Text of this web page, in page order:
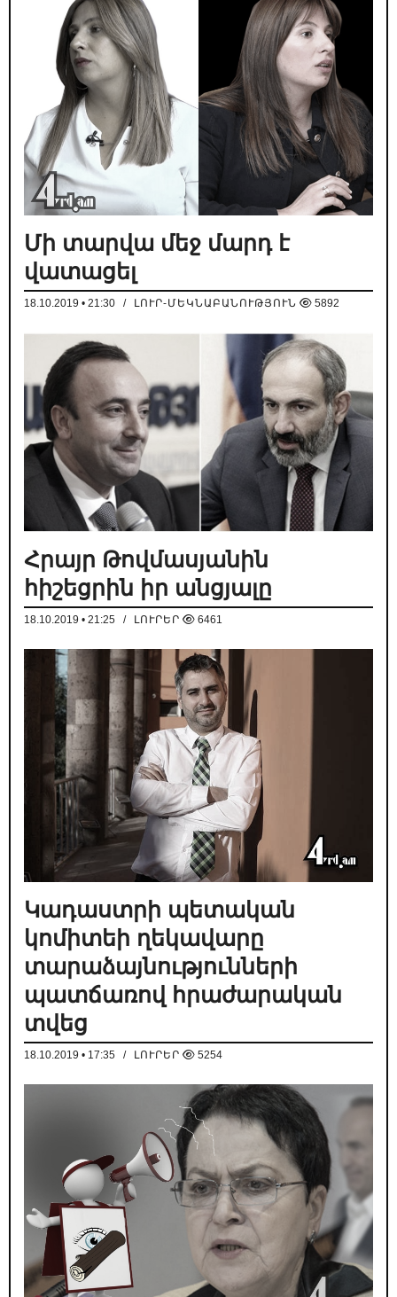
Մի տարվա մեջ մարդ է
վատացել
18.10.2019 • 21:30 / ԼՈՒՐ-ՄԵԿՆԱԲԱՆՈՒԹՅՈՒՆ 5892
Հրայր Թովմասյանին
հիշեցրին իր անցյալը
18.10.2019 • 21:25 / ԼՈՒՐԵՐ 6461
Կադաստրի պետական
կոմիտեի ղեկավարը
տարաձայնությունների
պատճառով հրաժարական
տվեց
18.10.2019 • 17:35 / ԼՈՒՐԵՐ 5254